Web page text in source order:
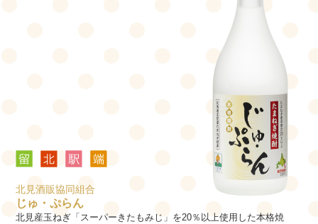
北見酒販協同組合
じゅ・ぷらん
北見産玉ねぎ「スーパーきたもみじ」を20％以上使用した本格焼